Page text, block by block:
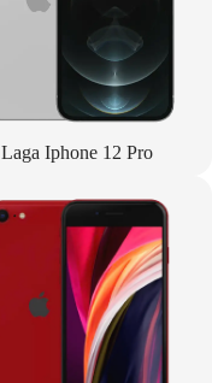
Laga Iphone 12 Pro